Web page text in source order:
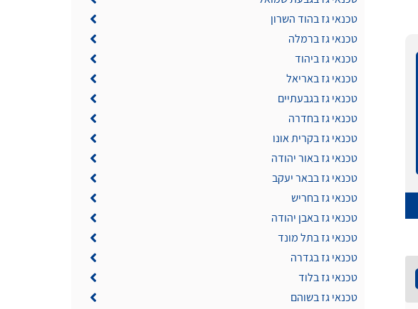
טכנאי גז בהוד השרון
טכנאי גז ברמלה
טכנאי גז ביהוד
טכנאי גז באריאל
טכנאי גז בגבעתיים
טכנאי גז בחדרה
טכנאי גז בקרית אונו
טכנאי גז באור יהודה
טכנאי גז בבאר יעקב
טכנאי גז בחריש
טכנאי גז באבן יהודה
טכנאי גז בתל מונד
טכנאי גז בגדרה
טכנאי גז בלוד
טכנאי גז בשוהם